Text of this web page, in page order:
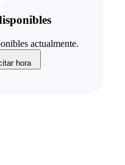
actualmente.
hora